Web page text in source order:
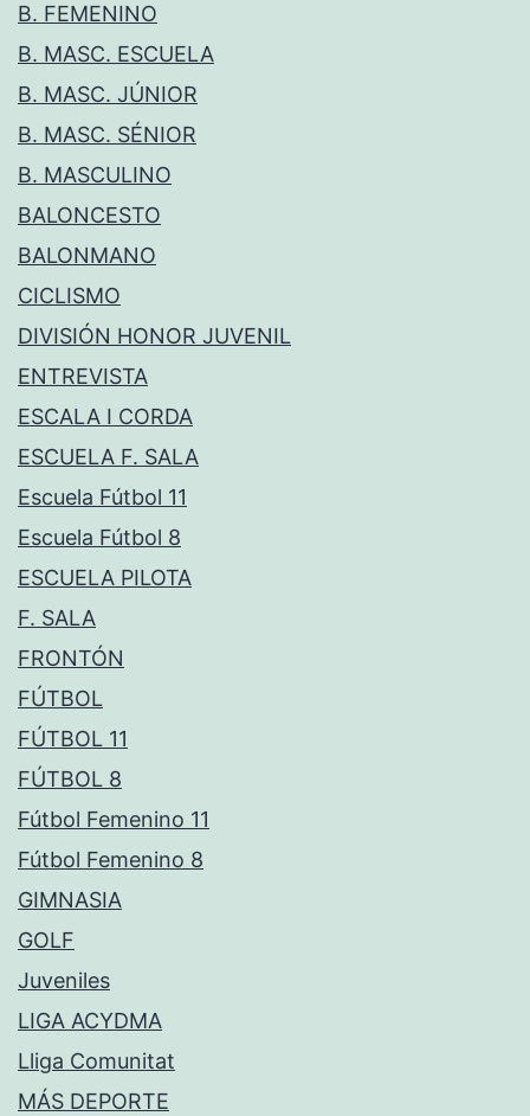
B. FEMENINO
B. MASC. ESCUELA
B. MASC. JÚNIOR
B. MASC. SÉNIOR
B. MASCULINO
BALONCESTO
BALONMANO
CICLISMO
DIVISIÓN HONOR JUVENIL
ENTREVISTA
ESCALA I CORDA
ESCUELA F. SALA
Escuela Fútbol 11
Escuela Fútbol 8
ESCUELA PILOTA
F. SALA
FRONTÓN
FÚTBOL
FÚTBOL 11
FÚTBOL 8
Fútbol Femenino 11
Fútbol Femenino 8
GIMNASIA
GOLF
Juveniles
LIGA ACYDMA
Lliga Comunitat
MÁS DEPORTE